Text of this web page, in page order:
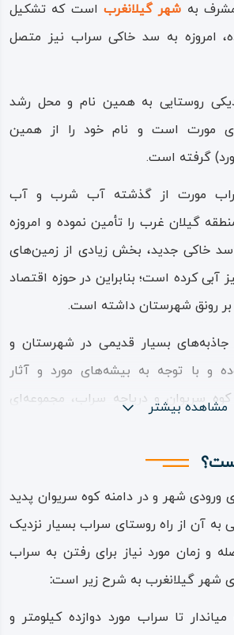
به شهر گیلانغرب است که تشکیل
امروزه به سد خاکی سراب نیز متصل
روستایی به همین نام و محل رشد
مورت است و نام خود را از همین
گرفته است.
مورت از گذشته آب شرب و آب
گیلان غرب را تأمین نموده و امروزه
خاکی جدید، بخش زیادی از زمین‌های
آبی کرده است؛ بنابراین در حوزه اقتصاد
بر رونق شهرستان داشته است.
بسیار قدیمی در شهرستان و
و با توجه به بیشه‌های مورد و آثار
کوه سریوان و دریاچه سراب، مجموعه‌ای
روستاهای این شهرستان، این سراب را
و خاطره انگیز می‌دانند و در بیش‌تر
چون نوروز و سیزده به در، در این
شده به تفرج و تفریح در کناره‌های
قدمت تاریخی و نمادهای باستانی جنبه
مشاهده بیشتر
ورودی شهر و در دامنه کوه سریوان پدید
آن از راه روستای سراب بسیار نزدیک
و زمان مورد نیاز برای رفتن به سراب
شهر گیلانغرب به شرح زیر است:
میاندار تا سراب مورد دوازده کیلومتر و